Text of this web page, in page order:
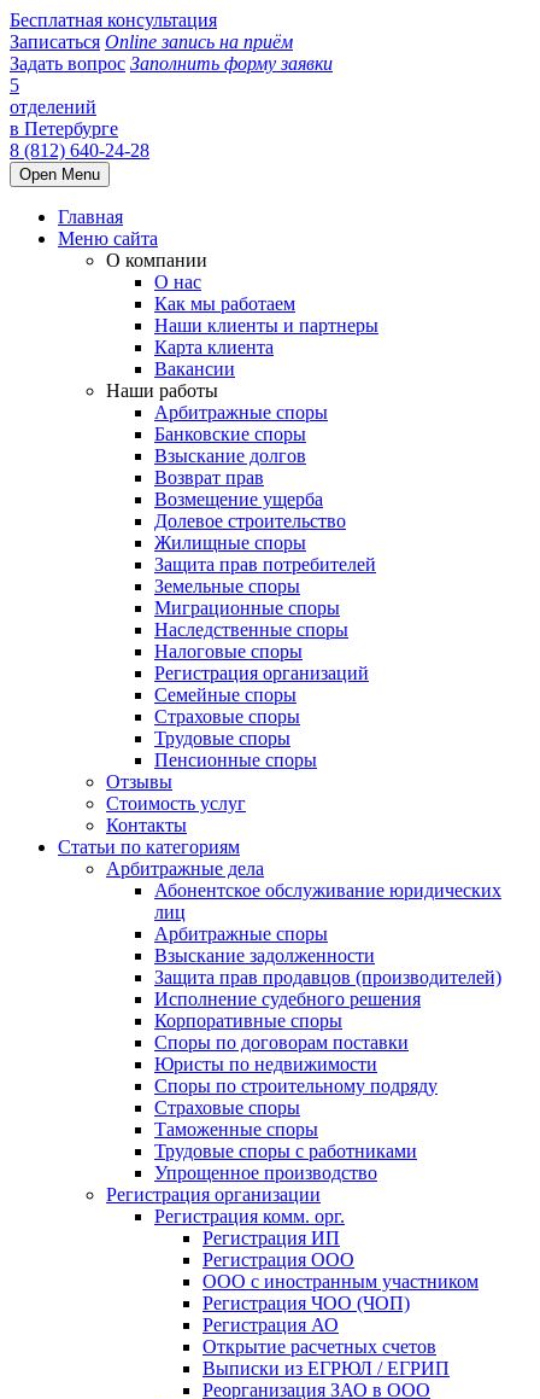
Бесплатная консультация
Записаться Online запись на приём
Задать вопрос Заполнить форму заявки
5
отделений
в Петербурге
8 (812) 640-24-28
Open Menu
Главная
Меню сайта
О компании
О нас
Как мы работаем
Наши клиенты и партнеры
Карта клиента
Вакансии
Наши работы
Арбитражные споры
Банковские споры
Взыскание долгов
Возврат прав
Возмещение ущерба
Долевое строительство
Жилищные споры
Защита прав потребителей
Земельные споры
Миграционные споры
Наследственные споры
Налоговые споры
Регистрация организаций
Семейные споры
Страховые споры
Трудовые споры
Пенсионные споры
Отзывы
Стоимость услуг
Контакты
Статьи по категориям
Арбитражные дела
Абонентское обслуживание юридических
лиц
Арбитражные споры
Взыскание задолженности
Защита прав продавцов (производителей)
Исполнение судебного решения
Корпоративные споры
Споры по договорам поставки
Юристы по недвижимости
Споры по строительному подряду
Страховые споры
Таможенные споры
Трудовые споры с работниками
Упрощенное производство
Регистрация организации
Регистрация комм. орг.
Регистрация ИП
Регистрация ООО
ООО с иностранным участником
Регистрация ЧОО (ЧОП)
Регистрация АО
Открытие расчетных счетов
Выписки из ЕГРЮЛ / ЕГРИП
Реорганизация ЗАО в ООО